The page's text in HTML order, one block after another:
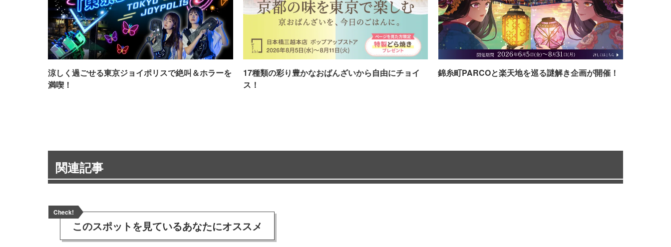
涼しく過ごせる東京ジョイポリスで絶叫＆ホラーを
満喫！
17種類の彩り豊かなおばんざいから自由にチョイ
ス！
錦糸町PARCOと楽天地を巡る謎解き企画が開催！
関連記事
Check!
このスポットを見ているあなたにオススメ